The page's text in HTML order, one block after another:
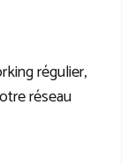
régulier,
réseau